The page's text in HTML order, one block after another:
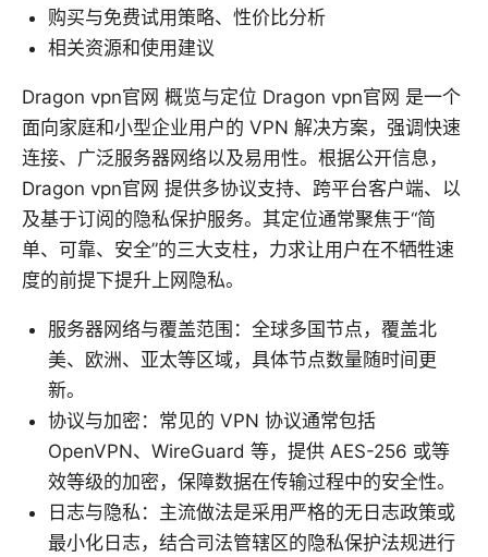
购买与免费试用策略、性价比分析
相关资源和使用建议
Dragon vpn官网 概览与定位 Dragon vpn官网 是一个
面向家庭和小型企业用户的 VPN 解决方案，强调快速
连接、广泛服务器网络以及易用性。根据公开信息，
Dragon vpn官网 提供多协议支持、跨平台客户端、以
及基于订阅的隐私保护服务。其定位通常聚焦于“简
单、可靠、安全”的三大支柱，力求让用户在不牺牲速
度的前提下提升上网隐私。
服务器网络与覆盖范围：全球多国节点，覆盖北
美、欧洲、亚太等区域，具体节点数量随时间更
新。
协议与加密：常见的 VPN 协议通常包括
OpenVPN、WireGuard 等，提供 AES-256 或等
效等级的加密，保障数据在传输过程中的安全性。
日志与隐私：主流做法是采用严格的无日志政策或
最小化日志，结合司法管辖区的隐私保护法规进行